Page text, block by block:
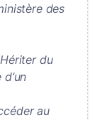
des
du
au